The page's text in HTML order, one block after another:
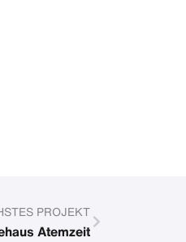
PROJEKT
Atemzeit